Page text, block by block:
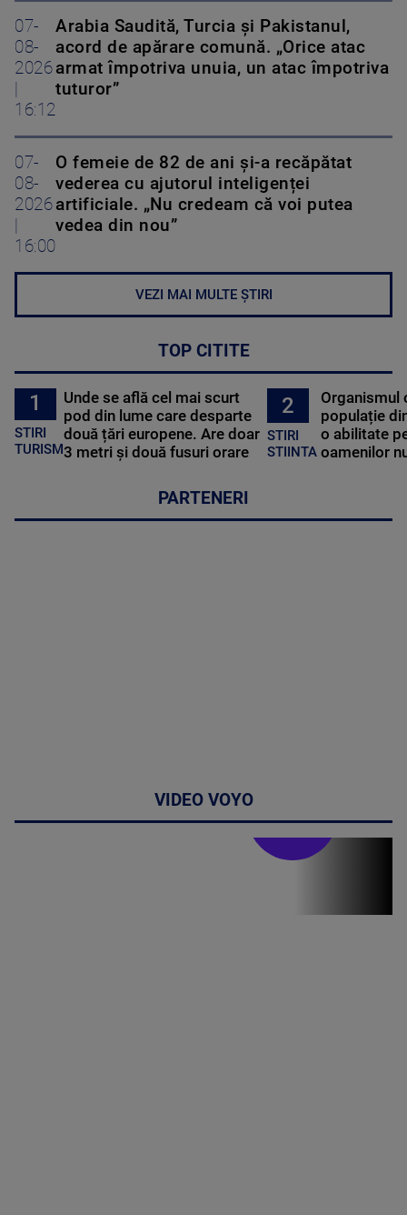
07-
08-
2026
16:12
Arabia Saudită, Turcia și Pakistanul,
acord de apărare comună. „Orice atac
armat împotriva unuia, un atac împotriva
tuturor”
07-
08-
2026
16:00
O femeie de 82 de ani și-a recăpătat
vederea cu ajutorul inteligenței
artificiale. „Nu credeam că voi putea
vedea din nou”
VEZI MAI MULTE ȘTIRI
TOP CITITE
1
STIRI
TURISM
Unde se află cel mai scurt
pod din lume care desparte
două țări europene. Are doar
3 metri și două fusuri orare
2
STIRI
STIINTA
Organismul
populație
o abilitate
oamenilor
PARTENERI
VIDEO VOYO